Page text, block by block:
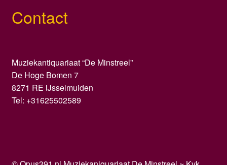
Contact
Muziekantiquariaat “De Minstreel”
De Hoge Bomen 7
8271 RE IJsselmuiden
Tel: +31625502589